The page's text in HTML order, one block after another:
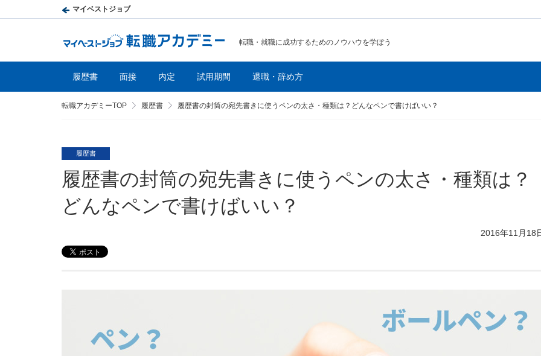
転職・就職に成功するためのノウハウを学ぼう
履歴書 面接 内定 試用期間 退職・辞め方
転職アカデミーTOP 履歴書 履歴書の封筒の宛先書きに使うペンの太さ・種類は？どんなペンで書けばいい？
履歴書
履歴書の封筒の宛先書きに使うペンの太さ・種類は？
どんなペンで書けばいい？
2016年11月18
マイベストジョブ